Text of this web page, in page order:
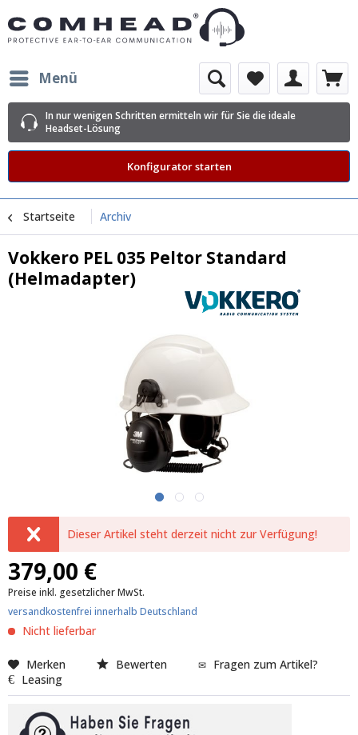
Menü
In nur wenigen Schritten ermitteln wir für Sie die ideale
Headset-Lösung
Konfigurator starten
Startseite Archiv
Vokkero PEL 035 Peltor Standard
(Helmadapter)
Dieser Artikel steht derzeit nicht zur Verfügung!
379,00 €
Preise inkl. gesetzlicher MwSt.
versandkostenfrei innerhalb Deutschland
Nicht lieferbar
Merken Bewerten
Fragen zum Artikel?
Leasing